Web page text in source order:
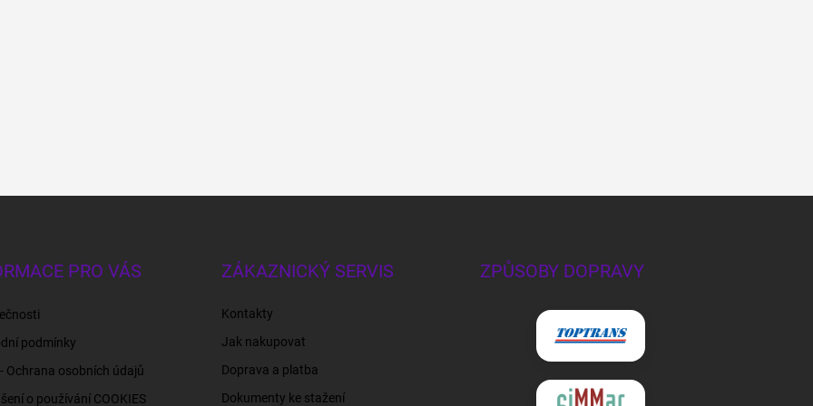
PRO VÁS
podmínky
- Ochrana osobních údajů
o používání COOKIES
ZÁKAZNICKÝ SERVIS
Kontakty
Jak nakupovat
Doprava a platba
Dokumenty ke stažení
ZPŮSOBY DOPRAVY